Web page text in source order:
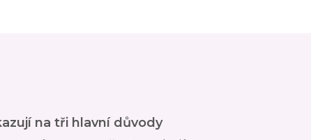
na tři hlavní důvody